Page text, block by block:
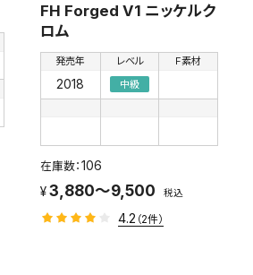
FH Forged V1 ニッケルク
ロム
発売年
2018
レベル
中級
F素材
106
3,880～9,500 税込
4.2 （2件）